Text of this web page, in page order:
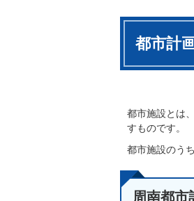
都市計
都市施設とは
すものです。
都市施設のう
周南都市